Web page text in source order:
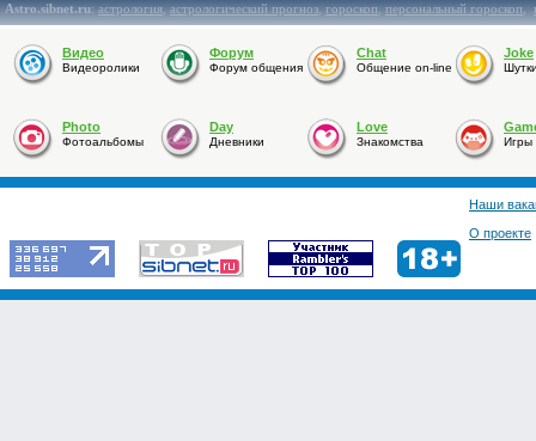
Astro.sibnet.ru:астрология,астрологический прогноз,гороскоп,персональный гороскоп,
Видео
Видеоролики
Форум
Форум общения
Chat
Общение on-line
Joke
Photo
Фотоальбомы
Day
Дневники
Love
Знакомства Игры
Наши
О проекте